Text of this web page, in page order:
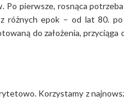
projekty
Po pierwsze, rosnąca
różnych epok – od lat 80.
do założenia,
Korzystamy z